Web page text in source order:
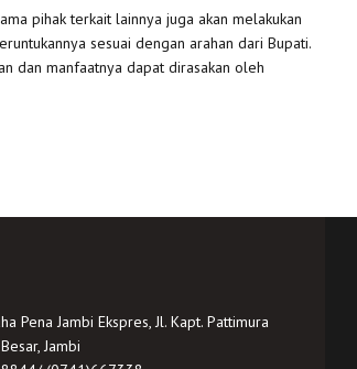
pihak terkait lainnya juga akan melakukan
sesuai dengan arahan dari Bupati.
dan manfaatnya dapat dirasakan oleh
Pena Jambi Ekspres, Jl. Kapt. Pattimura
Jambi